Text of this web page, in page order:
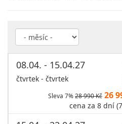
08.04. - 15.04.27
čtvrtek - čtvrtek
Sleva 7%28 990 Kč 26
cena za 8 dní